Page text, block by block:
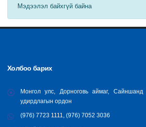
Мэдээлэл байхгүй байна
Холбоо барих
Монгол улс, Дорноговь аймаг, Сайншанд
удирдлагын ордон
(976) 7723 1111, (976) 7052 3036